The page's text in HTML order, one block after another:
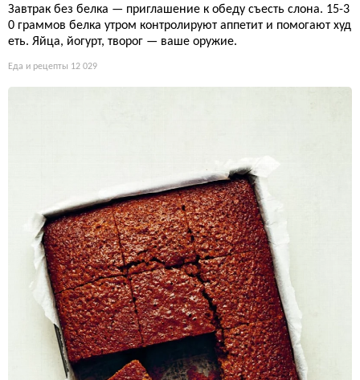
Завтрак без белка — приглашение к обеду съесть слона. 15-3
0 граммов белка утром контролируют аппетит и помогают худ
еть. Яйца, йогурт, творог — ваше оружие.
Еда и рецепты 12 029